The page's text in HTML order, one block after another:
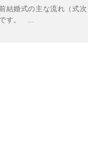
結婚式の主な流れ（式次
です。 …